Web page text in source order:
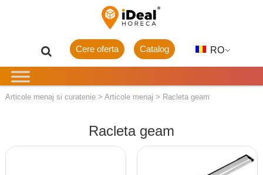
RO
Catalog
Cere oferta
Articole menaj si curatenie> Articole menaj > Racleta geam
Racleta geam